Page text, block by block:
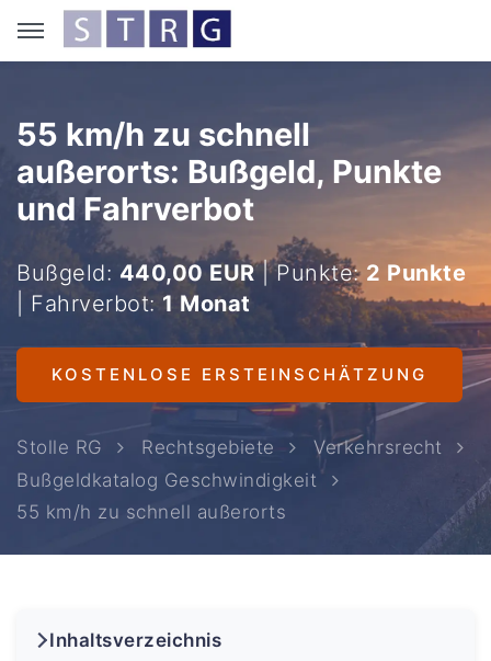
55 km/h zu schnell
außerorts: Bußgeld, Punkte
und Fahrverbot
Bußgeld: 440,00 EUR| Punkte: 2 Punkte
| Fahrverbot: 1 Monat
KOSTENLOSE ERSTEINSCHÄTZUNG
Stolle RG Rechtsgebiete
Verkehrsrecht
Bußgeldkatalog Geschwindigkeit
55 km/h zu schnell außerorts
Inhaltsverzeichnis